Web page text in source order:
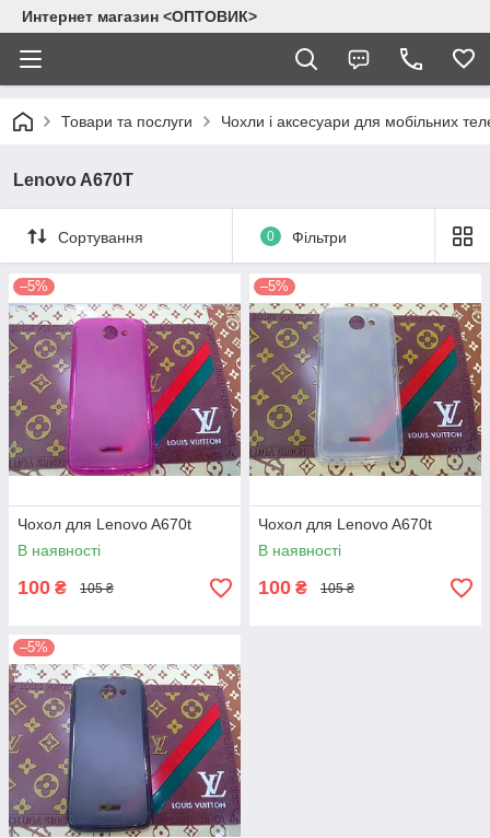
Интернет магазин <ОПТОВИК>
Товари та послуги Чохли і аксесуари для мобільних
Lenovo A670T
Сортування 0 Фільтри
–5%
Чохол для Lenovo A670t
В наявності
100 ₴ 105 ₴
–5%
Чохол для Lenovo A670t
В наявності
100 ₴ 105 ₴
–5%